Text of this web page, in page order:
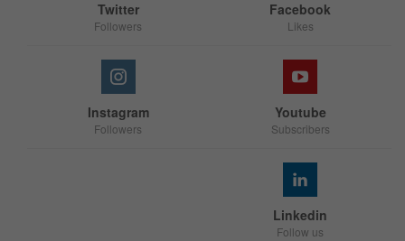
Facebook
Likes
Twitter
Followers
Youtube
Subscribers
Instagram
Followers
Linkedin
Follow us